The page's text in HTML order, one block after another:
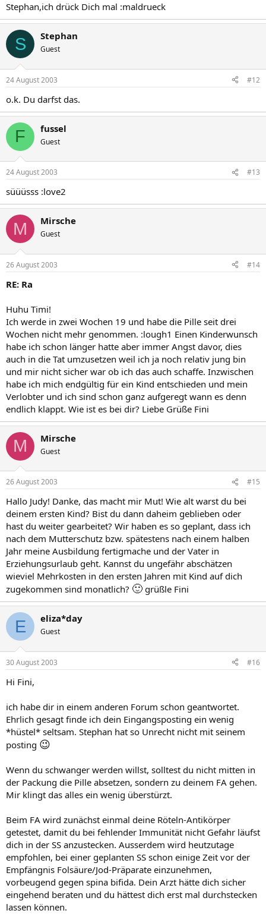
Stephan,ich drück Dich mal :maldrueck
S Stephan
Guest
24 August 2003 #12
o.k. Du darfst das.
F fussel
Guest
24 August 2003 #13
süüüsss :love2
M Mirsche
Guest
26 August 2003 #14
RE: Ra
Huhu Timi!
Ich werde in zwei Wochen 19 und habe die Pille seit drei
Wochen nicht mehr genommen. :lough1 Einen Kinderwunsch
habe ich schon länger hatte aber immer Angst davor, dies
auch in die Tat umzusetzen weil ich ja noch relativ jung bin
und mir nicht sicher war ob ich das auch schaffe. Inzwischen
habe ich mich endgültig für ein Kind entschieden und mein
Verlobter und ich sind schon ganz aufgeregt wann es denn
endlich klappt. Wie ist es bei dir? Liebe Grüße Fini
M Mirsche
Guest
26 August 2003 #15
Hallo Judy! Danke, das macht mir Mut! Wie alt warst du bei
deinem ersten Kind? Bist du dann daheim geblieben oder
hast du weiter gearbeitet? Wir haben es so geplant, dass ich
nach dem Mutterschutz bzw. spätestens nach einem halben
Jahr meine Ausbildung fertigmache und der Vater in
Erziehungsurlaub geht. Kannst du ungefähr abschätzen
wieviel Mehrkosten in den ersten Jahren mit Kind auf dich
zugekommen sind monatlich? 🙂 grüßle Fini
E eliza*day
Guest
30 August 2003 #16
Hi Fini,
ich habe dir in einem anderen Forum schon geantwortet.
Ehrlich gesagt finde ich dein Eingangsposting ein wenig
*hüstel* seltsam. Stephan hat so Unrecht nicht mit seinem
posting 😉
Wenn du schwanger werden willst, solltest du nicht mitten in
der Packung die Pille absetzen, sondern zu deinem FA gehen.
Mir klingt das alles ein wenig überstürzt.
Beim FA wird zunächst einmal deine Röteln-Antikörper
getestet, damit du bei fehlender Immunität nicht Gefahr läufst
dich in der SS anzustecken. Ausserdem wird heutzutage
empfohlen, bei einer geplanten SS schon einige Zeit vor der
Empfängnis Folsäure/Jod-Präparate einzunehmen,
vorbeugend gegen spina bifida. Dein Arzt hätte dich sicher
eingehend beraten und du hättest dich erst mal durchstecken
lassen können.